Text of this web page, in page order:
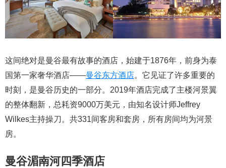
这间绝对是曼谷最有故事的酒店，始建于1876年，前身为泰
国第一家奢华酒店——曼谷东方酒店。它见证了许多重要的
时刻，是曼谷历史的一部分。2019年酒店完成了主楼河景翼
的整体翻新，总耗资9000万美元，由知名设计师Jeffrey
Wilkes主持操刀。共331间客房和套房，所有房间均为河景
房。
曼谷湄南河四季酒店